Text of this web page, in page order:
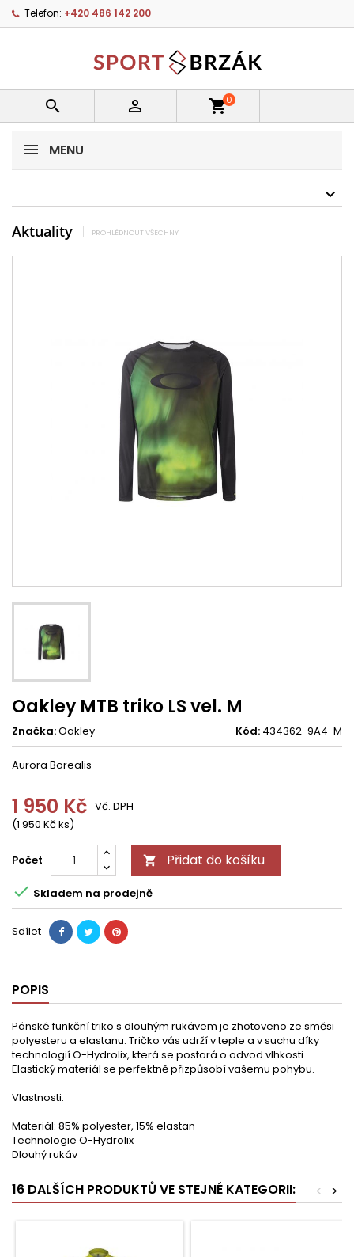
Telefon: +420 486 142 200
  shopping_cart0
MENU
Aktuality PROHLÉDNOUT VŠECHNY
Oakley MTB triko LS vel. M
Značka:Oakley Kód: 434362-9A4-M
Aurora Borealis
1 950 Kč
(1 950 Kč ks)
Vč. DPH
Počet  Přidat do košíku
 Skladem na prodejně
Sdílet
POPIS
Pánské funkční triko s dlouhým rukávem je zhotoveno ze směsi
polyesteru a elastanu. Tričko vás udrží v teple a v suchu díky
technologií O-Hydrolix, která se postará o odvod vlhkosti.
Elastický materiál se perfektně přizpůsobí vašemu pohybu.
Vlastnosti:
Materiál: 85% polyester, 15% elastan
Technologie O-Hydrolix
Dlouhý rukáv
16 DALŠÍCH PRODUKTŮ VE STEJNÉ KATEGORII: >
<